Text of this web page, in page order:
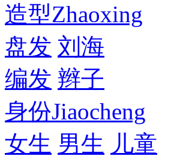
造型Zhaoxing
盘发 刘海
编发 辫子
身份Jiaocheng
女生 男生 儿童